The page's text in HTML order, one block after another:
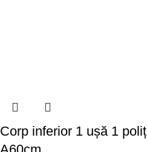
Corp inferior 1 ușă 1